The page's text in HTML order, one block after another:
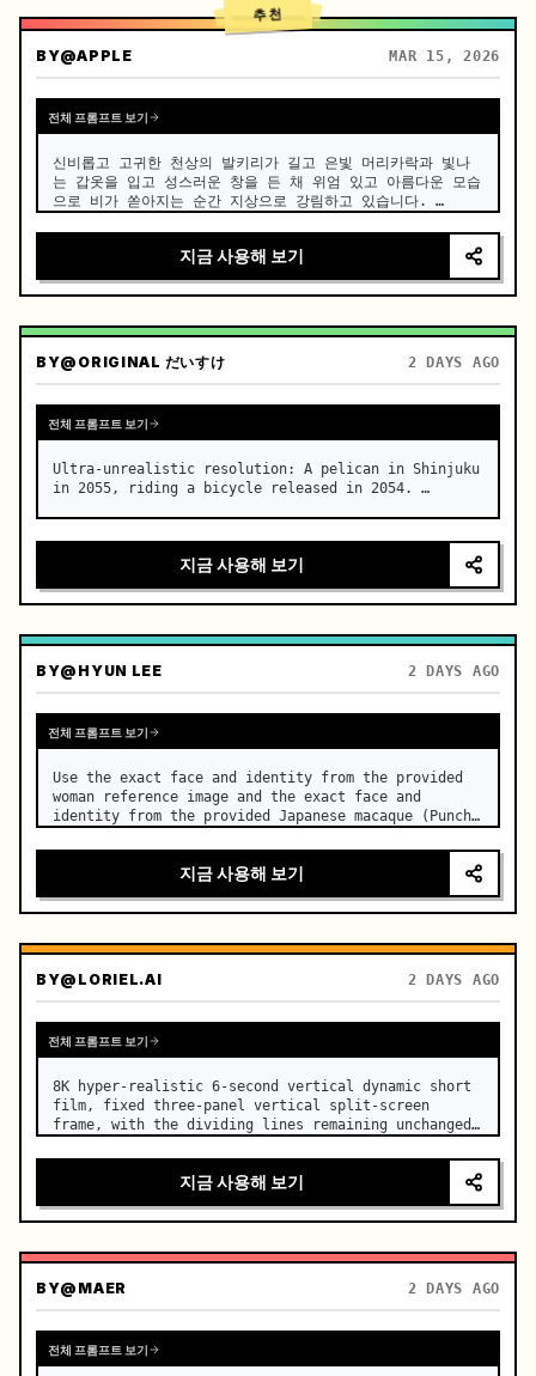
추천
BY@APPLE MAR 15, 2026
전체 프롬프트 보기
신비롭고 고귀한 천상의 발키리가 길고 은빛 머리카락과 빛나
는 갑옷을 입고 성스러운 창을 든 채 위엄 있고 아름다운 모습
으로 비가 쏟아지는 순간 지상으로 강림하고 있습니다. …
지금 사용해 보기
BY@ORIGINAL だいすけ 2 DAYS AGO
전체 프롬프트 보기
Ultra-unrealistic resolution: A pelican in Shinjuku
in 2055, riding a bicycle released in 2054. …
지금 사용해 보기
BY@HYUN LEE 2 DAYS AGO
전체 프롬프트 보기
Use the exact face and identity from the provided
woman reference image and the exact face and
identity from the provided Japanese macaque (Punch)
지금 사용해 보기
BY@LORIEL.AI 2 DAYS AGO
전체 프롬프트 보기
8K hyper-realistic 6-second vertical dynamic short
film, fixed three-panel vertical split-screen
frame, with the dividing lines remaining unchanged.
지금 사용해 보기
BY@MAER 2 DAYS AGO
전체 프롬프트 보기